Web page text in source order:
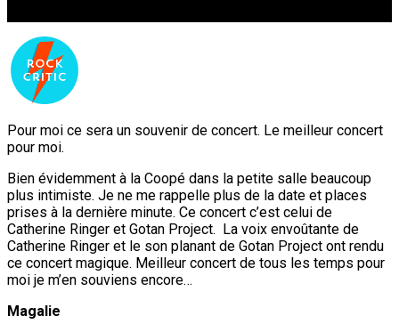
Pour moi ce sera un souvenir de concert. Le meilleur concert
pour moi.
Bien évidemment à la Coopé dans la petite salle beaucoup
plus intimiste. Je ne me rappelle plus de la date et places
prises à la dernière minute. Ce concert c’est celui de
Catherine Ringer et Gotan Project. La voix envoûtante de
Catherine Ringer et le son planant de Gotan Project ont rendu
ce concert magique. Meilleur concert de tous les temps pour
moi je m’en souviens encore…
Magalie